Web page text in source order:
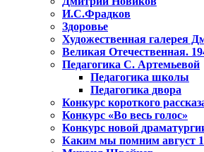
И.С.Фрадков
Здоровье
Художественная галерея
Великая Отечественная.
Педагогика С. Артемьевой
Педагогика школы
Педагогика двора
Конкурс короткого
Конкурс «Во весь голос»
Конкурс новой
Каким мы помним август